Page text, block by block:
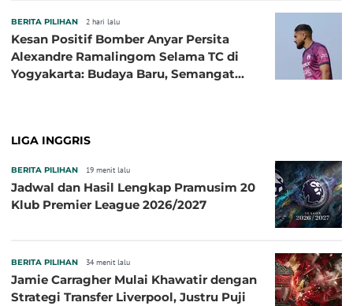
BERITA PILIHAN 2 hari lalu
Kesan Positif Bomber Anyar Persita
Alexandre Ramalingom Selama TC di
Yogyakarta: Budaya Baru, Semangat
LIGA INGGRIS
BERITA PILIHAN 19 menit lalu
Jadwal dan Hasil Lengkap Pramusim 20
Klub Premier League 2026/2027
BERITA PILIHAN 34 menit lalu
Jamie Carragher Mulai Khawatir dengan
Strategi Transfer Liverpool, Justru Puji